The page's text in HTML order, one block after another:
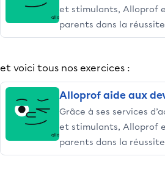
et stimulants, Alloprof
parents dans la
et voici tous nos exercices :
Alloprof aide aux
Grâce à ses services
et stimulants, Alloprof
parents dans la